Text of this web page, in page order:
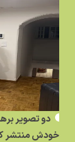
دو تصویر
خودش منتشر